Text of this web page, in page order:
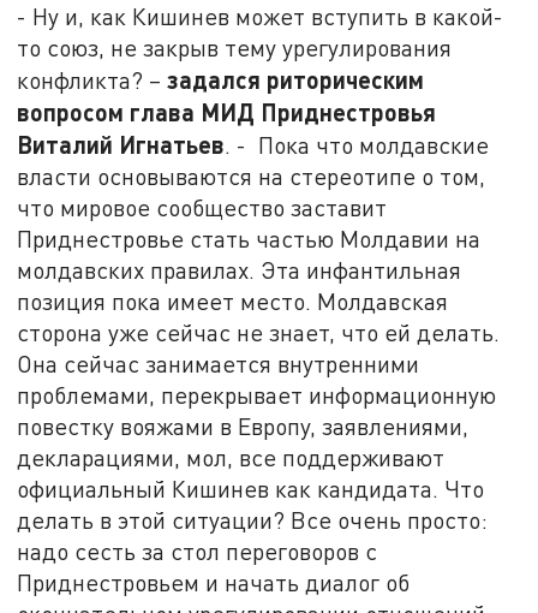
- Ну и, как Кишинев может вступить в какой-
то союз, не закрыв тему урегулирования
конфликта? –задался риторическим
вопросом глава МИД Приднестровья
Виталий Игнатьев . - Пока что молдавские
власти основываются на стереотипе о том,
что мировое сообщество заставит
Приднестровье стать частью Молдавии на
молдавских правилах. Эта инфантильная
позиция пока имеет место. Молдавская
сторона уже сейчас не знает, что ей делать.
Она сейчас занимается внутренними
проблемами, перекрывает информационную
повестку вояжами в Европу, заявлениями,
декларациями, мол, все поддерживают
официальный Кишинев как кандидата. Что
делать в этой ситуации? Все очень просто:
надо сесть за стол переговоров с
Приднестровьем и начать диалог об